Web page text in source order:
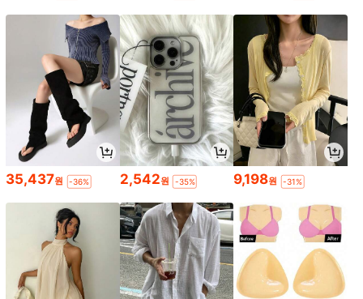
35,437원 -36% 2,542원 -35% 9,198원 -31%